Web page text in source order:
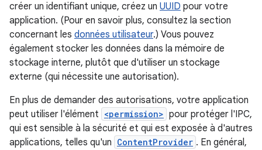
créer un identifiant unique, créez un UUID pour votre
application. (Pour en savoir plus, consultez la section
concernant les données utilisateur.) Vous pouvez
également stocker les données dans la mémoire de
stockage interne, plutôt que d'utiliser un stockage
externe (qui nécessite une autorisation).
En plus de demander des autorisations, votre application
peut utiliser l'élément <permission> pour protéger l'IPC,
qui est sensible à la sécurité et qui est exposée à d'autres
applications, telles qu'un ContentProvider . En général,